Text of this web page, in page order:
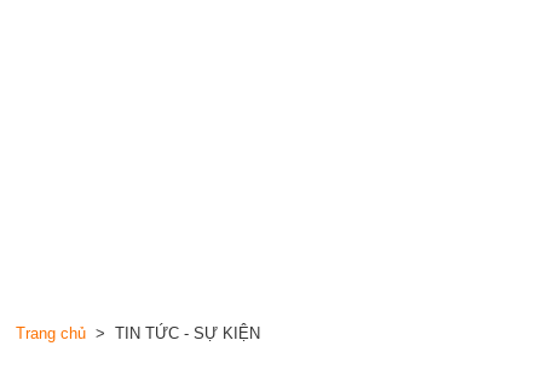
Trang chủ> TIN TỨC - SỰ KIỆN